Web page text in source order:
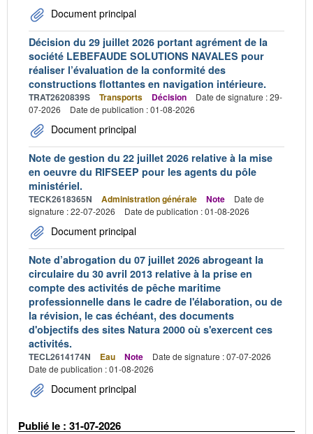
Document principal
Décision du 29 juillet 2026 portant agrément de la
société LEBEFAUDE SOLUTIONS NAVALES pour
réaliser l’évaluation de la conformité des
constructions flottantes en navigation intérieure.
TRAT2620839S Transports Décision
Date de signature : 29-
07-2026
Date de publication : 01-08-2026
Document principal
Note de gestion du 22 juillet 2026 relative à la mise
en oeuvre du RIFSEEP pour les agents du pôle
ministériel.
TECK2618365N Administration générale Note
Date de
signature : 22-07-2026
Date de publication : 01-08-2026
Document principal
Note d’abrogation du 07 juillet 2026 abrogeant la
circulaire du 30 avril 2013 relative à la prise en
compte des activités de pêche maritime
professionnelle dans le cadre de l'élaboration, ou de
la révision, le cas échéant, des documents
d'objectifs des sites Natura 2000 où s'exercent ces
activités.
TECL2614174N Eau Note
Date de signature : 07-07-2026
Date de publication : 01-08-2026
Document principal
Publié le : 31-07-2026